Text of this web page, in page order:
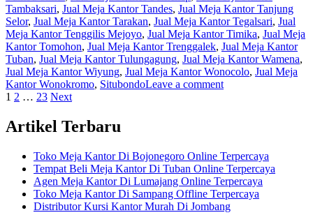
Tambaksari, Jual Meja Kantor Tandes, Jual Meja Kantor Tanjung
Selor, Jual Meja Kantor Tarakan, Jual Meja Kantor Tegalsari, Jual
Meja Kantor Tenggilis Mejoyo, Jual Meja Kantor Timika, Jual Meja
Kantor Tomohon, Jual Meja Kantor Trenggalek, Jual Meja Kantor
Tuban, Jual Meja Kantor Tulungagung, Jual Meja Kantor Wamena,
Jual Meja Kantor Wiyung, Jual Meja Kantor Wonocolo, Jual Meja
Kantor Wonokromo, SitubondoLeave a comment
Posts
navigation
1 2 … 23 Next
Artikel Terbaru
Toko Meja Kantor Di Bojonegoro Online Terpercaya
Tempat Beli Meja Kantor Di Tuban Online Terpercaya
Agen Meja Kantor Di Lumajang Online Terpercaya
Toko Meja Kantor Di Sampang Offline Terpercaya
Distributor Kursi Kantor Murah Di Jombang